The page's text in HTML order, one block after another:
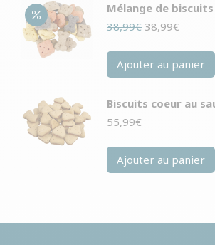
Mélange de
38,99€ Le
initial
était :
38,99€.
38,99€
actuel
est :
38,99€.
Ajouter au panier
Biscuits coeur au
55,99€
Ajouter au panier